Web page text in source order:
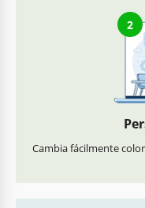
2
Cambia fácilmente